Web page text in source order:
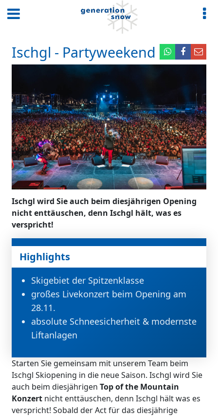
Ischgl - Partyweekend
Ischgl wird Sie auch beim diesjährigen Opening
nicht enttäuschen, denn Ischgl hält, was es
verspricht!
Highlights
Skigebiet der Spitzenklasse
großes Livekonzert beim Opening am
28.11.
absolute Schneesicherheit & modernste
Liftanlagen
Starten Sie gemeinsam mit unserem Team beim
Ischgl Skiopening in die neue Saison. Ischgl wird Sie
auch beim diesjährigen Top of the Mountain
Konzert nicht enttäuschen, denn Ischgl hält was es
verspricht! Sobald der Act für das diesjährige